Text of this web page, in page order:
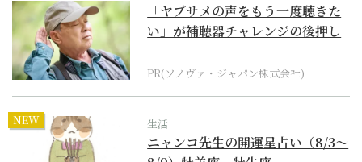
「ヤブサメの声をもう一度聴きた
い」が補聴器チャレンジの後押し
PR(ソノヴァ・ジャパン株式会社)
NEW 生活
ニャンコ先生の開運星占い（8/3～